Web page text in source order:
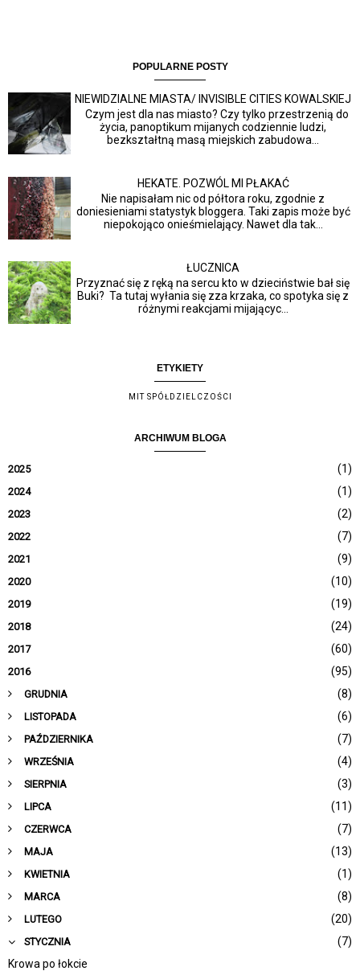
POPULARNE POSTY
NIEWIDZIALNE MIASTA/ INVISIBLE CITIES KOWALSKIEJ
Czym jest dla nas miasto? Czy tylko przestrzenią do
życia, panoptikum mijanych codziennie ludzi,
bezkształtną masą miejskich zabudowa...
HEKATE. POZWÓL MI PŁAKAĆ
Nie napisałam nic od półtora roku, zgodnie z
doniesieniami statystyk bloggera. Taki zapis może być
niepokojąco onieśmielający. Nawet dla tak...
ŁUCZNICA
Przyznać się z ręką na sercu kto w dzieciństwie bał się
Buki? Ta tutaj wyłania się zza krzaka, co spotyka się z
różnymi reakcjami mijającyc...
ETYKIETY
MIT SPÓŁDZIELCZOŚCI
ARCHIWUM BLOGA
2025 (1)
2024 (1)
2023 (2)
2022 (7)
2021 (9)
2020 (10)
2019 (19)
2018 (24)
2017 (60)
2016 (95)
GRUDNIA (8)
LISTOPADA (6)
PAŹDZIERNIKA (7)
WRZEŚNIA (4)
SIERPNIA (3)
LIPCA (11)
CZERWCA (7)
MAJA (13)
KWIETNIA (1)
MARCA (8)
LUTEGO (20)
STYCZNIA
(7)
Krowa po łokcie